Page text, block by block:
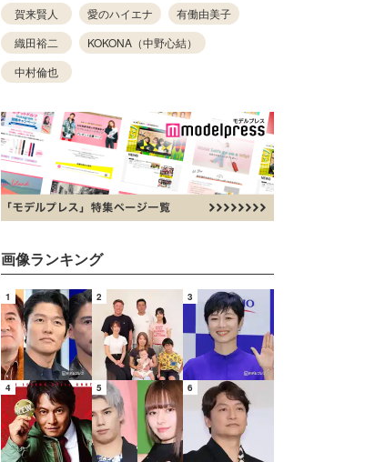
賀来賢人 愛のハイエナ
有働由美子
織田裕二
KOKONA（中野心結）
中村倫也
画像ランキング
1 2 3
4 5 6